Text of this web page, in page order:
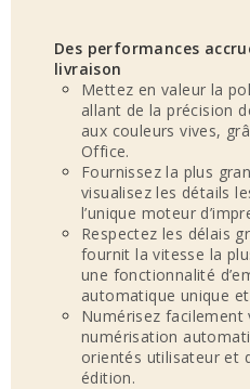
Des performances
livraison
Mettez en valeur la
allant de la précision
aux couleurs vives,
Office.
Fournissez la plus
visualisez les détails
l’unique moteur
Respectez les délais
fournit la vitesse la
une fonctionnalité
automatique unique
Numérisez facilement
numérisation
orientés utilisateur et
édition.